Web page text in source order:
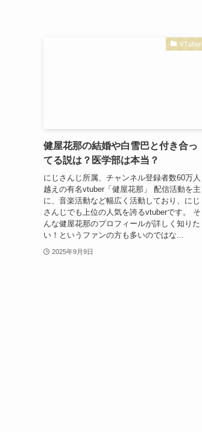
VTuber
健屋花那の結婚や白雪巴と付き合っ
てる説は？医学部は本当？
にじさんじ所属、チャンネル登録者数60万人
越えの有名vtuber「健屋花那」 配信活動を主
に、音楽活動など幅広く活動しており、にじ
さんじでも上位の人気を誇るvtuberです。 そ
んな健屋花那のプロフィールが詳しく知りた
い！というファンの方も多いのではな...
2025年9月9日